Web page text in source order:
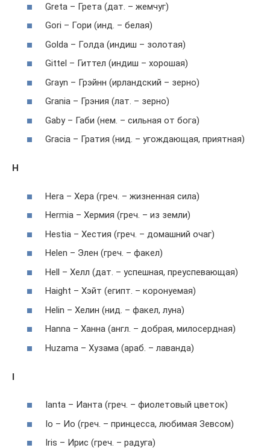
Greta – Грета (дат. – жемчуг)
Gori – Гори (инд. – белая)
Golda – Голда (индиш – золотая)
Gittel – Гиттел (индиш – хорошая)
Grayn – Грэйнн (ирландский – зерно)
Grania – Грэния (лат. – зерно)
Gaby – Габи (нем. – сильная от бога)
Gracia – Гратия (нид. – угождающая, приятная)
H
Hera – Хера (греч. – жизненная сила)
Hermia – Хермия (греч. – из земли)
Hestia – Хестия (греч. – домашний очаг)
Helen – Элен (греч. – факел)
Hell – Хелл (дат. – успешная, преуспевающая)
Haight – Хэйт (египт. – коронуемая)
Helin – Хелин (нид. – факел, луна)
Hanna – Ханна (англ. – добрая, милосердная)
Huzama – Хузама (араб. – лаванда)
I
Ianta – Ианта (греч. – фиолетовый цветок)
Io – Ио (греч. – принцесса, любимая Зевсом)
Iris – Ирис (греч. – радуга)